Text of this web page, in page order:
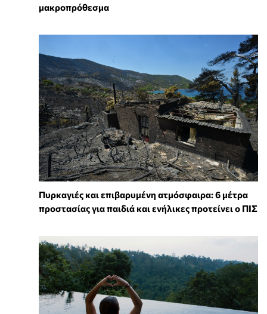
μακροπρόθεσμα
Πυρκαγιές και επιβαρυμένη ατμόσφαιρα: 6 μέτρα
προστασίας για παιδιά και ενήλικες προτείνει ο ΠΙΣ